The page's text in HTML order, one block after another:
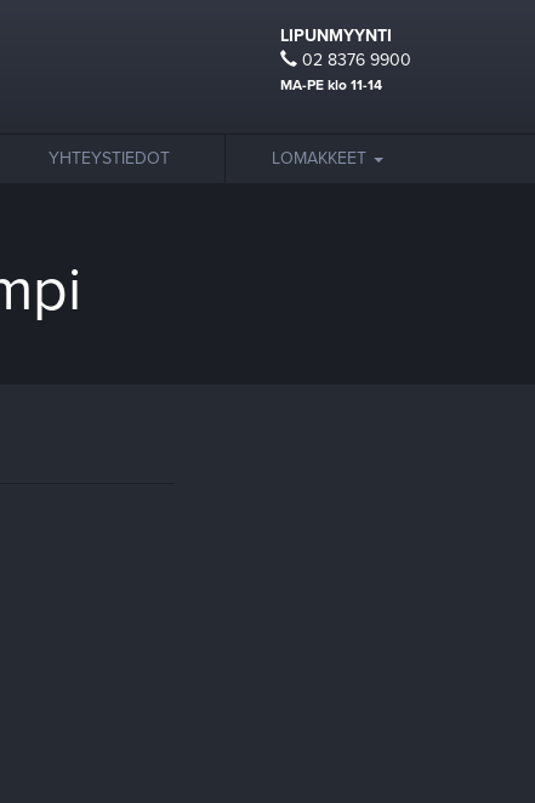
LIPUNMYYNTI
02 8376 9900
MA-PE klo 11-14
YHTEYSTIEDOT LOMAKKEET